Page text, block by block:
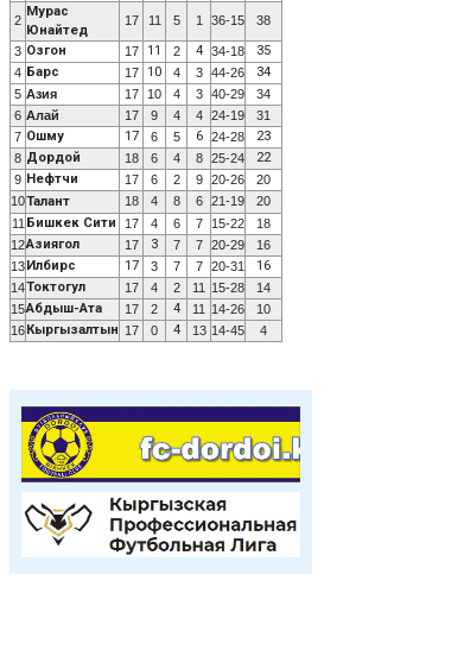
2
Мурас
Юнайтед
17 11 5 1 36-15 38
3 Озгон 17 11 2 4 34-18 35
4 Барс 17 10 4 3 44-26 34
5 Азия 17 10 4 3 40-29
34
6 Алай 17 9 4 4 24-19
31
7 Ошму 17 6 5 6 24-28 23
8 Дордой 18 6 4 8 25-24 22
9 Нефтчи 17 6 2 9 20-26
20
10Талант 18 4 8 6 21-19
20
11 Бишкек Сити 17 4 6 7 15-22
18
12Азиягол 17 3 7 7 20-29
16
13 Илбирс 17 3 7 7 20-31 16
14Токтогул 17 4 2 11 15-28
14
15Абдыш-Ата 17 2 4 11 14-26
10
16 Кыргызалтын 17 0 4 13 14-45 4